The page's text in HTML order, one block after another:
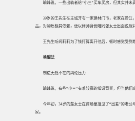
瑜峰说，一些出轨者给“小三”买车买房，但其实并未
39岁的王先生在主城开有一家建材门市，老家在黔
品，对物质极其依赖，便以律师身份陪同张女士出面说服
王先生听闻莉莉为了钱打算离开他后，顿时感觉受到
唤醒法
制造无处不在的舆论压力
瑜峰说，有些“小三”有着较高的知识背景，但当他们
今年初，34岁的楚女士在商场里撞见了“出差”的老
家。